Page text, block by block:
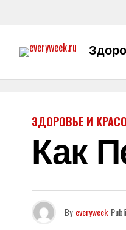
ЗДОРОВЬЕ И
Как
By everyweek